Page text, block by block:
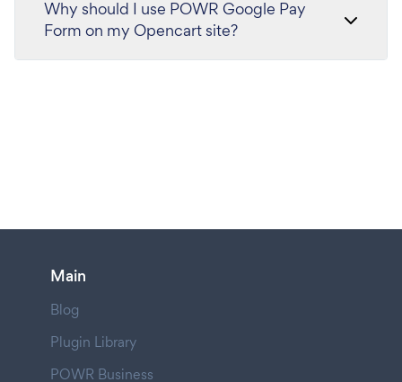
Why should I use POWR Google Pay
Form on my Opencart site?
Main
Blog
Plugin Library
POWR Business